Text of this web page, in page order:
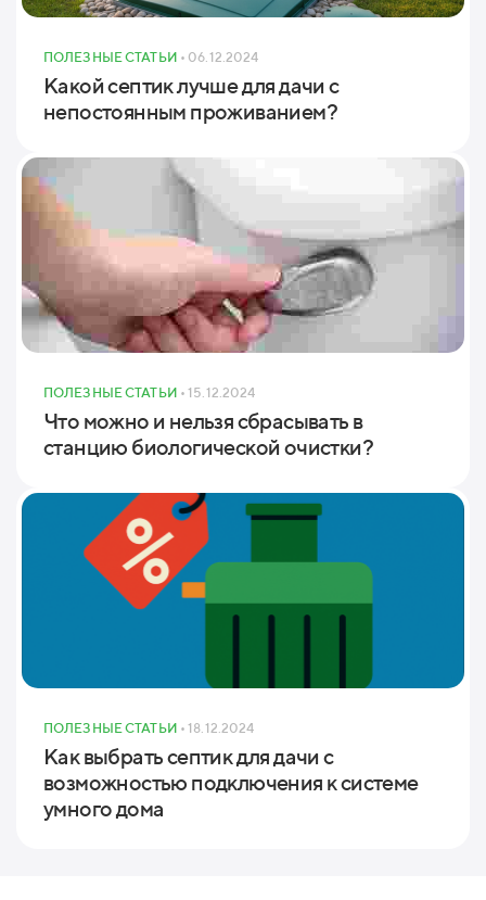
ПОЛЕЗНЫЕ СТАТЬИ • 06.12.2024
Какой септик лучше для дачи с
непостоянным проживанием?
ПОЛЕЗНЫЕ СТАТЬИ • 15.12.2024
Что можно и нельзя сбрасывать в
станцию биологической очистки?
ПОЛЕЗНЫЕ СТАТЬИ • 18.12.2024
Как выбрать септик для дачи с
возможностью подключения к системе
умного дома